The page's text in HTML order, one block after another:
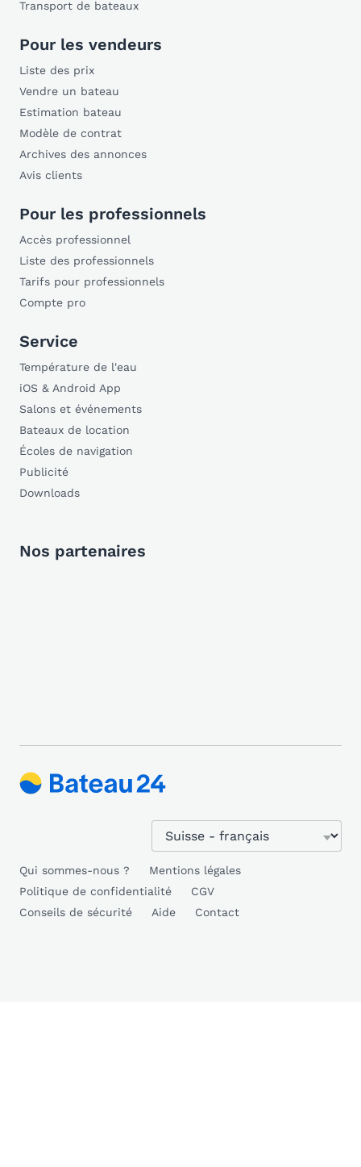
Transport de bateaux
Pour les vendeurs
Liste des prix
Vendre un bateau
Estimation bateau
Modèle de contrat
Archives des annonces
Avis clients
Pour les professionnels
Accès professionnel
Liste des professionnels
Tarifs pour professionnels
Compte pro
Service
Température de l'eau
iOS & Android App
Salons et événements
Bateaux de location
Écoles de navigation
Publicité
Downloads
Nos partenaires
Qui sommes-nous ?
Mentions légales
Politique de confidentialité
CGV
Conseils de sécurité
Aide Contact